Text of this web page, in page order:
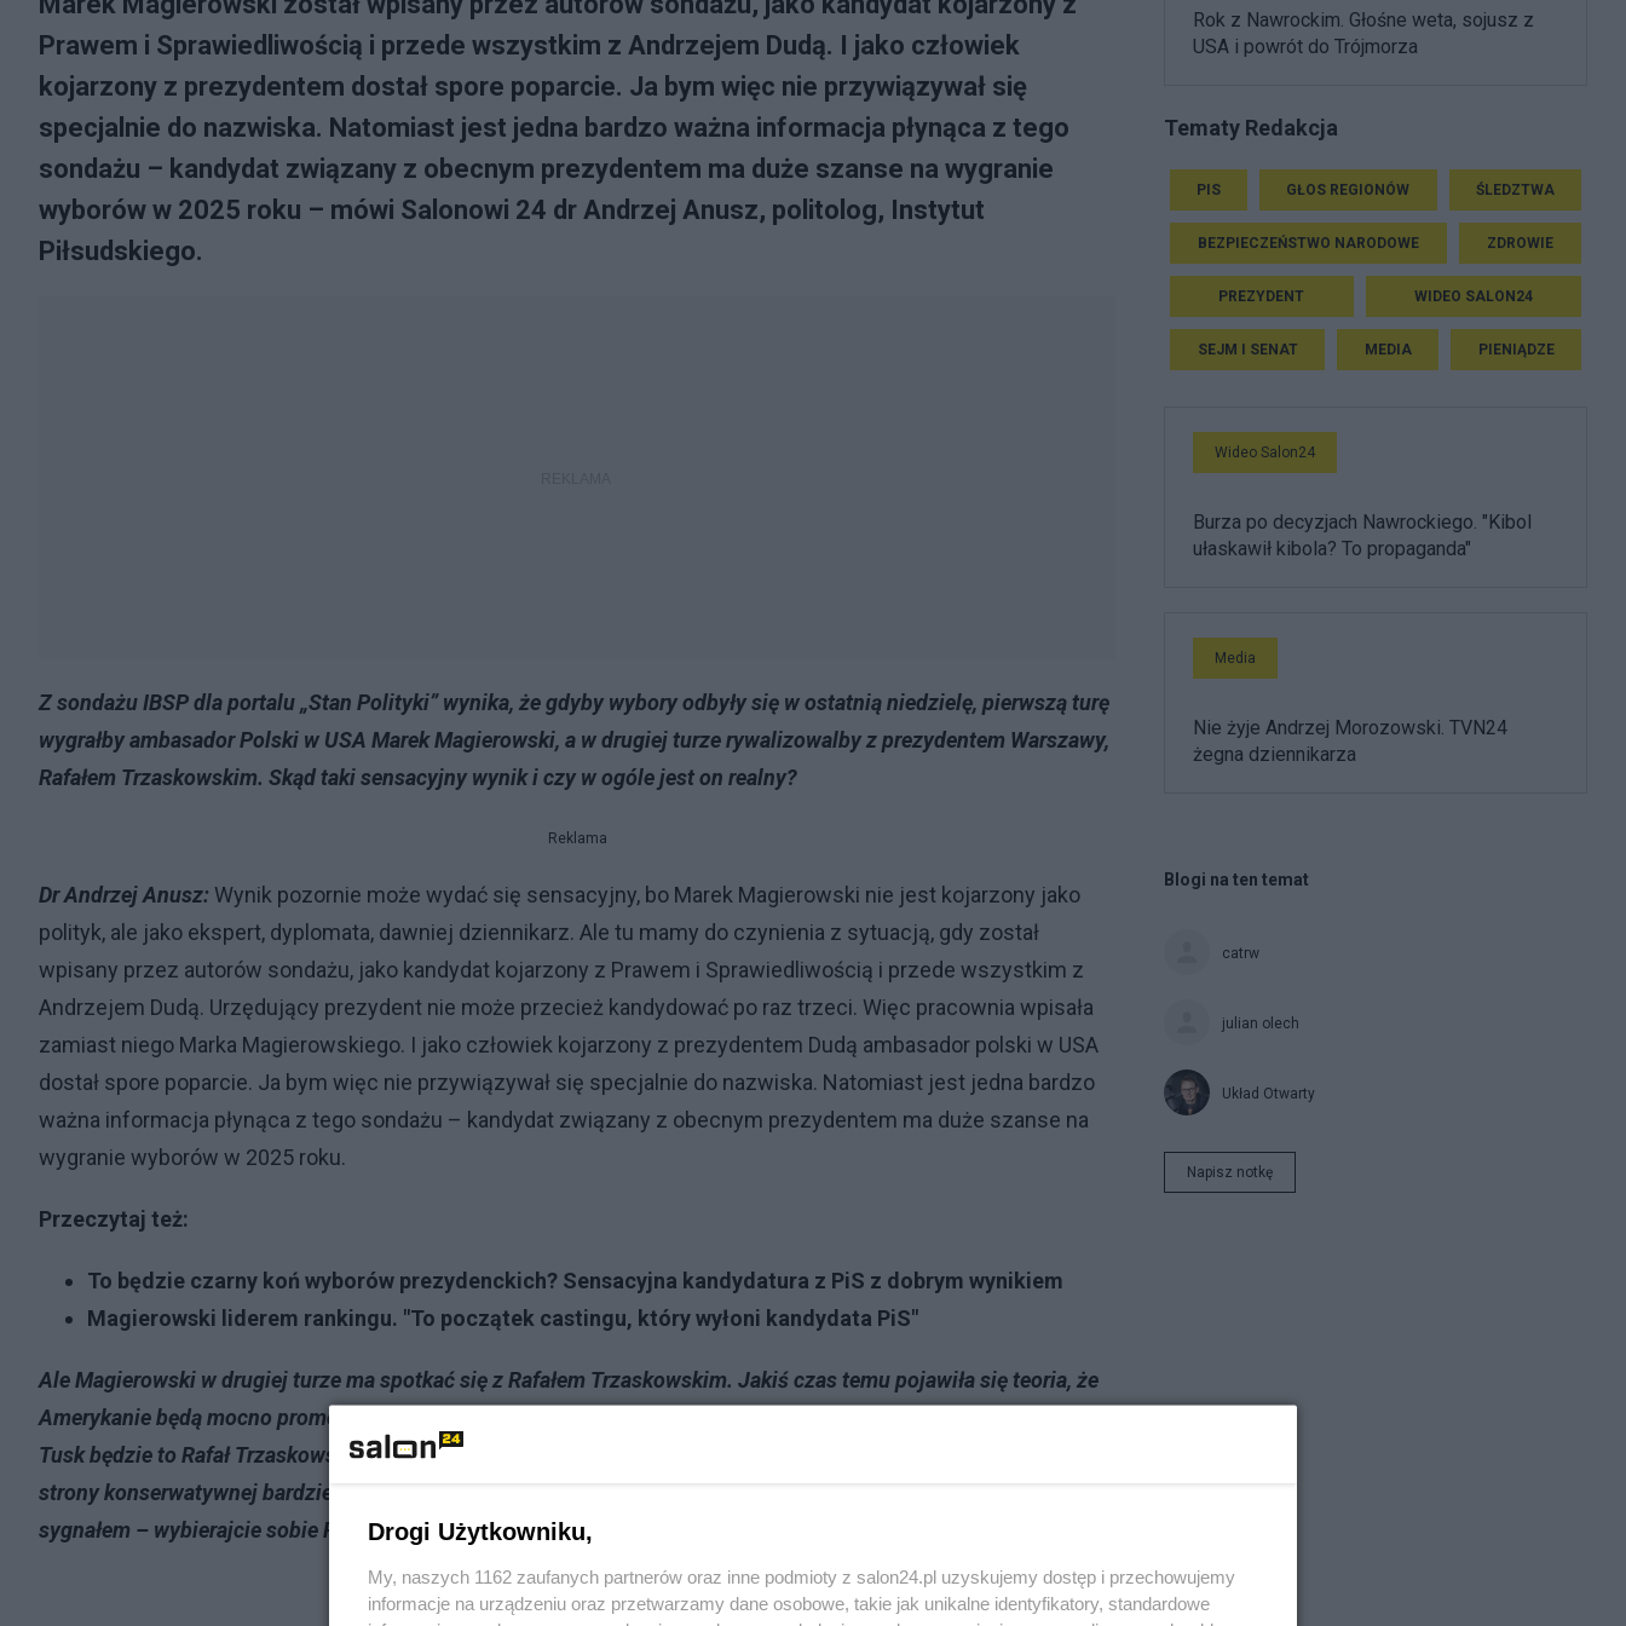
Prawem i Sprawiedliwością i przede wszystkim z Andrzejem Dudą. I jako człowiek
kojarzony z prezydentem dostał spore poparcie. Ja bym więc nie przywiązywał się
specjalnie do nazwiska. Natomiast jest jedna bardzo ważna informacja płynąca z tego
sondażu – kandydat związany z obecnym prezydentem ma duże szanse na wygranie
wyborów w 2025 roku – mówi Salonowi 24 dr Andrzej Anusz, politolog, Instytut
Piłsudskiego.
Z sondażu IBSP dla portalu „Stan Polityki” wynika, że gdyby wybory odbyły się w ostatnią niedzielę, pierwszą turę
wygrałby ambasador Polski w USA Marek Magierowski, a w drugiej turze rywalizowalby z prezydentem Warszawy,
Rafałem Trzaskowskim. Skąd taki sensacyjny wynik i czy w ogóle jest on realny?
Reklama
Dr Andrzej Anusz: Wynik pozornie może wydać się sensacyjny, bo Marek Magierowski nie jest kojarzony jako
polityk, ale jako ekspert, dyplomata, dawniej dziennikarz. Ale tu mamy do czynienia z sytuacją, gdy został
wpisany przez autorów sondażu, jako kandydat kojarzony z Prawem i Sprawiedliwością i przede wszystkim z
Andrzejem Dudą. Urzędujący prezydent nie może przecież kandydować po raz trzeci. Więc pracownia wpisała
zamiast niego Marka Magierowskiego. I jako człowiek kojarzony z prezydentem Dudą ambasador polski w USA
dostał spore poparcie. Ja bym więc nie przywiązywał się specjalnie do nazwiska. Natomiast jest jedna bardzo
ważna informacja płynąca z tego sondażu – kandydat związany z obecnym prezydentem ma duże szanse na
wygranie wyborów w 2025 roku.
Przeczytaj też:
To będzie czarny koń wyborów prezydenckich? Sensacyjna kandydatura z PiS z dobrym wynikiem
Magierowski liderem rankingu. "To początek castingu, który wyłoni kandydata PiS"
Ale Magierowski w drugiej turze ma spotkać się z Rafałem Trzaskowskim. Jakiś czas temu pojawiła się teoria, że
Amerykanie będą mocno promować konkretne nurty w polskiej polityce. Ze strony liberalnej bardziej niż Donald
Tusk będzie to Rafał Trzaskowski, z którym spotkał się prezydent Biden podczas wizyty w Polsce. Z kolei ze
strony konserwatywnej bardziej otoczenie Andrzeja Dudy. Czy taki dobór kandydatów w sondażu może być
sygnałem – wybierajcie sobie PiS, bądź PO, ale nasze błogosławieństwo mają ci konkretni ludzie?
Reklama
Rok z Nawrockim. Głośne weta, sojusz z
USA i powrót do Trójmorza
Tematy Redakcja
PIS GŁOS REGIONÓW ŚLEDZTWA
BEZPIECZEŃSTWO NARODOWE ZDROWIE
PREZYDENT WIDEO SALON24
SEJM I SENAT MEDIA PIENIĄDZE
Wideo Salon24
Burza po decyzjach Nawrockiego. "Kibol
ułaskawił kibola? To propaganda"
Media
Nie żyje Andrzej Morozowski. TVN24
żegna dziennikarza
Blogi na ten temat
catrw
julian olech
Układ Otwarty
Napisz notkę
Drogi Użytkowniku,
My, naszych 1162 zaufanych partnerów oraz inne podmioty z salon24.pl uzyskujemy dostęp i przechowujemy
informacje na urządzeniu oraz przetwarzamy dane osobowe, takie jak unikalne identyfikatory, standardowe